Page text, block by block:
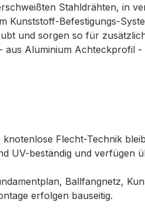
Stahldrähten, in
Kunststoff-Befestigungs-
und sorgen so für
Aluminium Achteckprofil
Flecht-Technik
UV-beständig und verfügen
Ballfangnetz,
erfolgen bauseitig.